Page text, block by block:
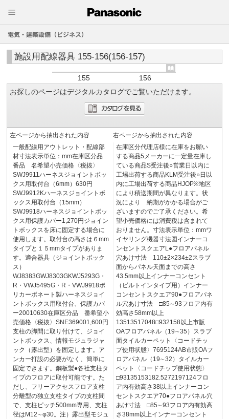
電気・建築設備（ビジネス）
施設用配線器具 155-156(156-157)
155
156
お探しのページはデジタルカタログでご覧いただけます。
左ページから抽出された内容
一般配線用アウトレット・配線部
材寸法表示単位：mm在庫区分品
番品 名希望小売価格〈税抜〉
SWJ9911ハーネスジョイントボッ
クス用取付台（6mm）630円
SWJ9912Kハーネスジョイントボ
ックス用取付台（15mm）
SWJ9918ハーネスジョイントボッ
クス用保護カバー1,270円ジョイン
トボックスを床に固定する場合に
使用します。取付台の高さは６mm
タイプと１５mmタイプがありま
す。適合器具（ジョイントボック
ス）
WJ8383GWJ8303GKWJ5293G・
R・VWJ5495G・R・VWJ9918ポ
リカーボネート製ハーネスジョイ
ントボックス用取付台、保護カバ
ー20010630在庫区分品 番希望小
売価格〈税抜〉SNE369001,600円
支柱の脚間に取り付けて、ジョイ
ントボックス、情報モジュラジャ
ック（露出型）を固定します。ア
ンカー打設の必要がなく、簡単に
固定できます。鋼板製●各社支柱タ
イプのフロアに取付可能です。た
だし、フリーアクセスフロア支柱
分離型の独立支柱タイプの支柱間
で、支柱ピッチ500mm専用、支柱
径はM12∼φ30。注）露出型モジュ
右ページから抽出された内容
在庫区分代理店様に在庫をお願い
する商品5メーカーに一定量在庫し
ている商品S受注後○営業日以内に
工場出荷する商品KLM受注後○日以
内に工場出荷する商品HJOP※地区
により積送期間が異なります。状
況により 納期がかかる場合がご
ざいますのでご了承ください。希
望小売価格には消費税は含まれて
おりません。寸法表示単位：mmワ
イヤリング機器寸法図インナーコ
ンセントスクエアL●フロアパネル
穴あけ寸法 110±2×234±2スラブ
面からパネル天面までの高さ
43.5mm以上インナーコンセント
（ビルトインタイプ用）インナー
コンセントスクエア90●フロアパネ
ル穴あけ寸法 □85∼93フロア内有
効高さ58mm以上
13513517048□932158以上市販
OAフロアパネル（19∼35）スラブ
面タイルカーペット〈コードチッ
プ使用状態〉7695124AB市販OAフ
ロアパネル（19∼32）タイルカー
ペット〈コードチップ使用状態〉
□93135153182.5272197124フロ
ア内有効高さ38以上インナーコン
セントスクエア70●フロアパネル穴
あけ寸法 □85∼93フロア内有効高
さ38mm以上インナーコンセント